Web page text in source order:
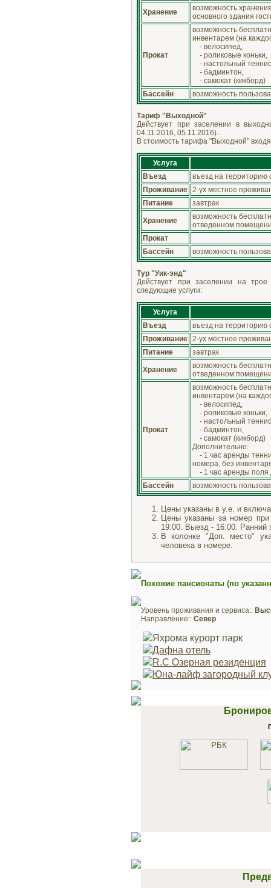
Хранение
возможность
основного здания
Прокат
возможность
инвентарем (на
- велосипед,
- роликовые коньки,
- настольный
- бадминтон,
- самокат (кикборд)
Бассейн
возможность
Тариф "Выходной"
Действует при заселении в
04.11.2016, 05.11.2016)..
В стоимость тарифа "Выходной"
Услуга
Въезд
въезд на территорию
Проживание 2-ух местное
Питание
завтрак
Хранение
возможность
отведенном
Прокат
Бассейн
возможность
Тур "Уик-энд"
Действует при заселении на
следующие услуги:
Услуга
Въезд
въезд на территорию
Проживание 2-ух местное
Питание
завтрак
Хранение
возможность
отведенном
Прокат
возможность
инвентарем (на
- велосипед,
- роликовые коньки,
- настольный
- бадминтон,
- самокат (кикборд)
Дополнительно:
- 1 час аренды
номера, без
- 1 час аренды поля
Бассейн
возможность
Цены указаны в у.е. и
Цены указаны за номер
19:00. Выезд - 16:00. Ранний
В колонке "Доп. место"
человека в номере.
Похожие пансионаты (по
Уровень проживания и сервиса::
Направление:: Север
Яхрома курорт парк
Дафна отель
R.C Озерная резиденция
Юна-лайф загородный